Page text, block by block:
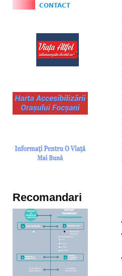
CONTACT
Recomandari